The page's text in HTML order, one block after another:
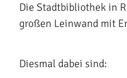
Die Stadtbibliothek in
großen Leinwand mit
Diesmal dabei sind: